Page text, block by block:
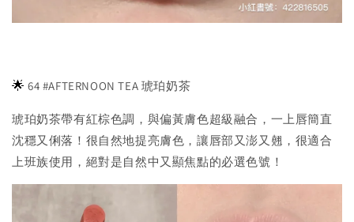
🌟 64 #AFTERNOON TEA 琥珀奶茶
琥珀奶茶帶有紅棕色調，與偏黃膚色超級融合，一上唇簡直
沈穩又俐落！很自然地提亮膚色，讓唇部又澎又翹，很適合
上班族使用，絕對是自然中又顯焦點的必選色號！